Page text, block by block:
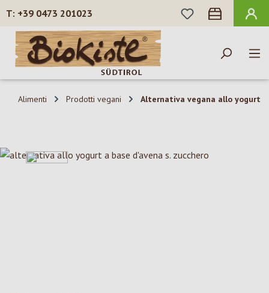
Passa al contenuto principale
+39 0473 201023
HAI 0 ARTICOLI
Alimenti Prodotti vegani Alternativa vegana allo yogurt
Salta la galleria di immagini